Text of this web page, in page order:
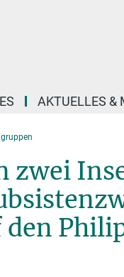
AKTUELLES &
zwei